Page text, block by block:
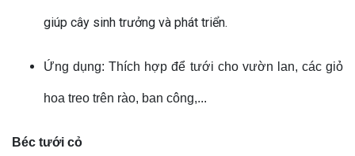
giúp cây sinh trưởng và phát triển.
Ứng dụng: Thích hợp để tưới cho vườn lan, các giỏ
hoa treo trên rào, ban công,...
Béc tưới cỏ